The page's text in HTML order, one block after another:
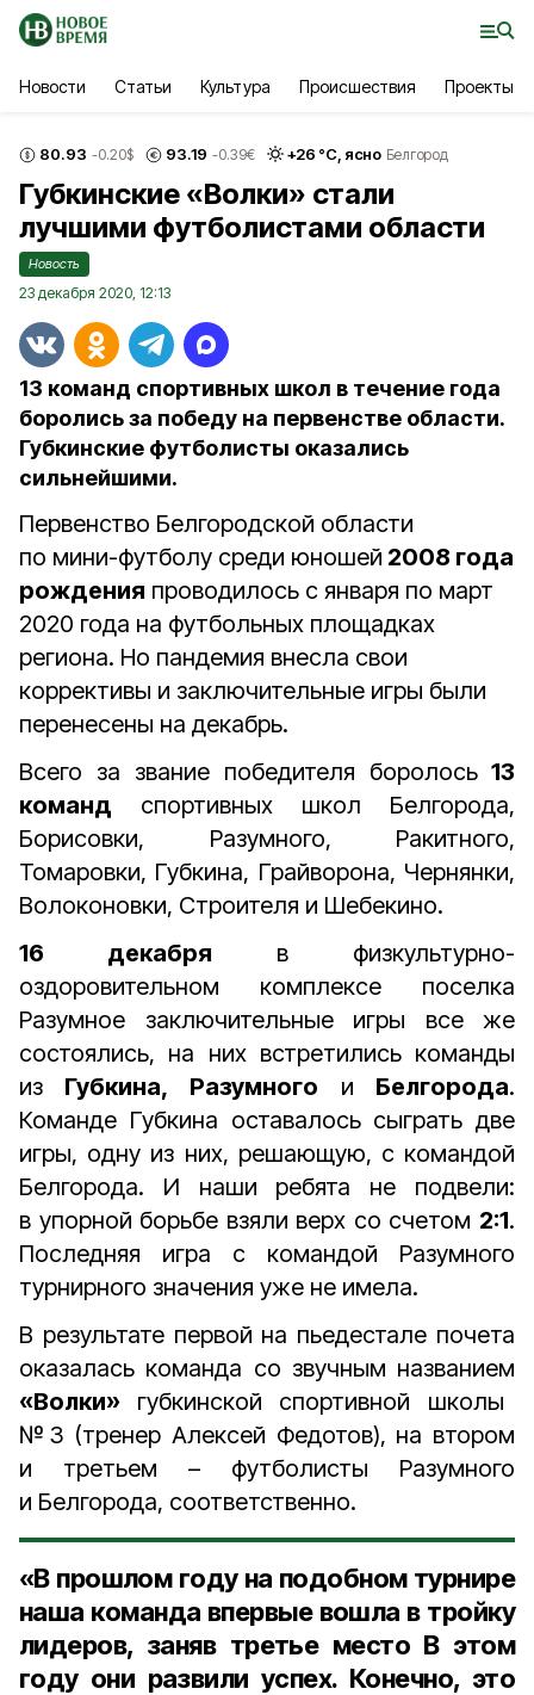
Новости Статьи Культура Происшествия Проекты
80.93 -0.20$ 93.19 -0.39€ +26 °С, ясно Белгород
Губкинские «Волки» стали
лучшими футболистами области
Новость
23 декабря 2020, 12:13
13 команд спортивных школ в течение года
боролись за победу на первенстве области.
Губкинские футболисты оказались
сильнейшими.
Первенство Белгородской области
по мини-футболу среди юношей 2008 года
рождения проводилось с января по март
2020 года на футбольных площадках
региона. Но пандемия внесла свои
коррективы и заключительные игры были
перенесены на декабрь.
Всего за звание победителя боролось 13
команд спортивных школ Белгорода,
Борисовки, Разумного, Ракитного,
Томаровки, Губкина, Грайворона, Чернянки,
Волоконовки, Строителя и Шебекино.
16 декабря в физкультурно-
оздоровительном комплексе поселка
Разумное заключительные игры все же
состоялись, на них встретились команды
из Губкина, Разумного и Белгорода.
Команде Губкина оставалось сыграть две
игры, одну из них, решающую, с командой
Белгорода. И наши ребята не подвели:
в упорной борьбе взяли верх со счетом 2:1.
Последняя игра с командой Разумного
турнирного значения уже не имела.
В результате первой на пьедестале почета
оказалась команда со звучным названием
«Волки» губкинской спортивной школы
№3 (тренер Алексей Федотов), на втором
и третьем – футболисты Разумного
и Белгорода, соответственно.
«В прошлом году на подобном турнире
наша команда впервые вошла в тройку
лидеров, заняв третье место В этом
году они развили успех. Конечно, это